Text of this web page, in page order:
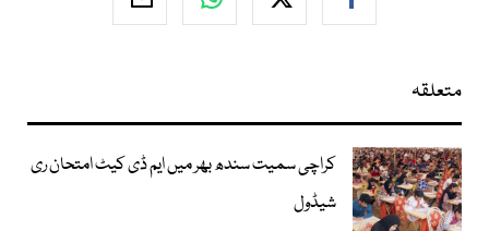
متعلقہ
کراچی سمیت سندھ بھر میں ایم ڈی کیٹ امتحان ری
شیڈول